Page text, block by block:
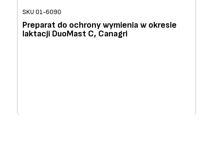
SKU 01-6090
Preparat do ochrony wymienia w okresie
laktacji DuoMast C, Canagri